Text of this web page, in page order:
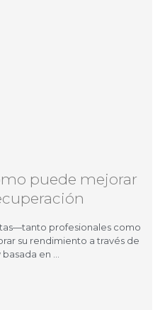
puede mejorar
profesionales como
su rendimiento a través de
en …